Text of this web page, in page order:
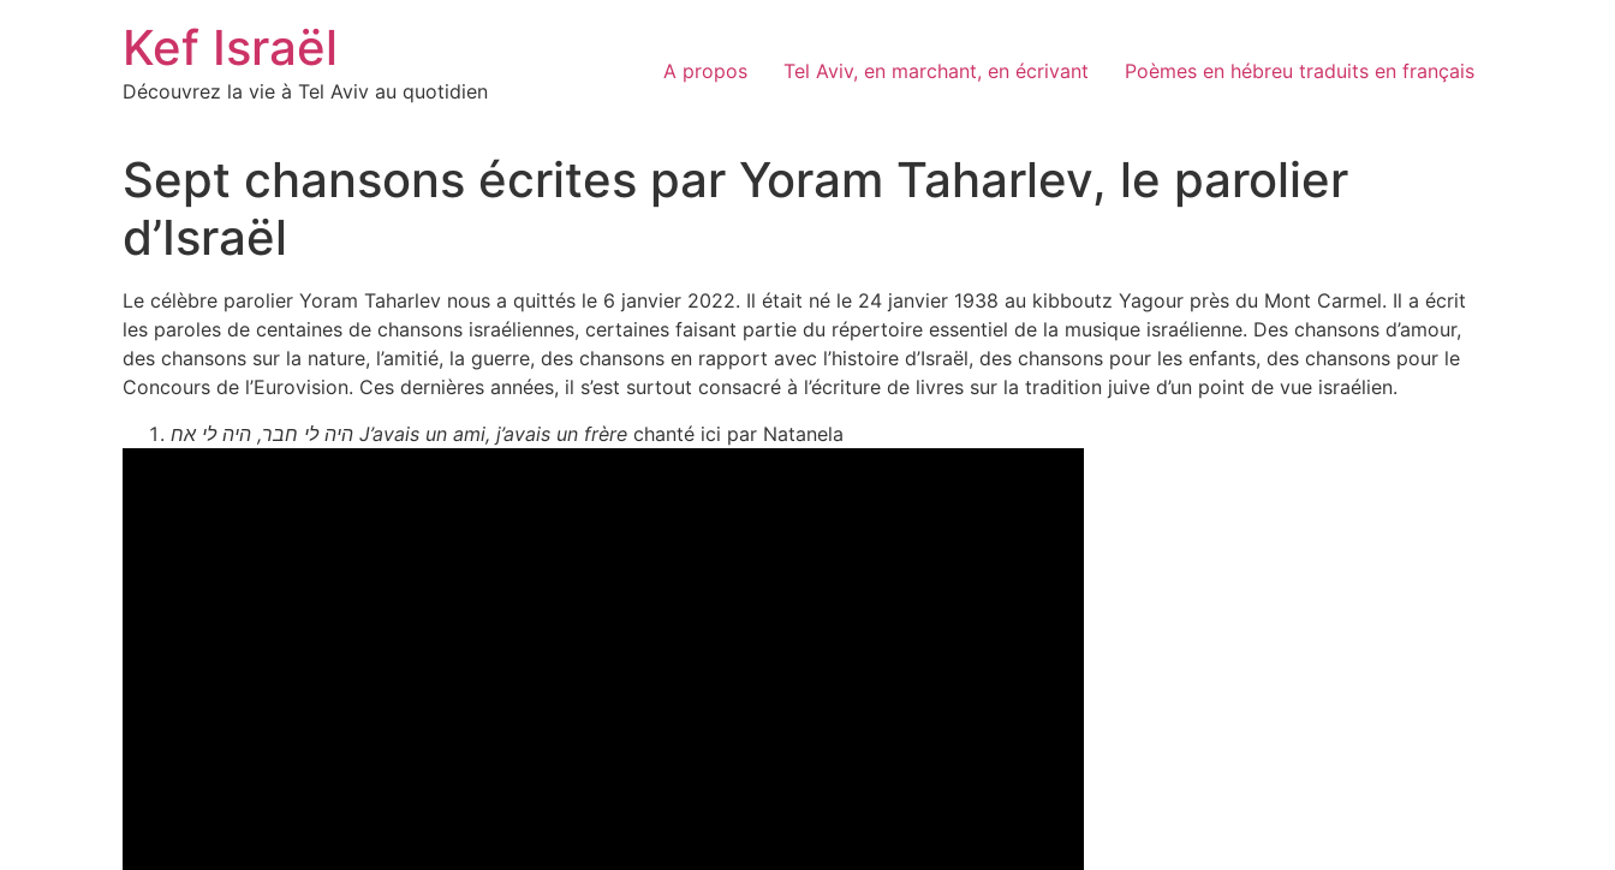
Kef Israël
Découvrez la vie à Tel Aviv au quotidien
A propos Tel Aviv, en marchant, en écrivant Poèmes en hébreu traduits en français
Sept chansons écrites par Yoram Taharlev, le parolier
d’Israël
Le célèbre parolier Yoram Taharlev nous a quittés le 6 janvier 2022. Il était né le 24 janvier 1938 au kibboutz Yagour près du Mont Carmel. Il a écrit
les paroles de centaines de chansons israéliennes, certaines faisant partie du répertoire essentiel de la musique israélienne. Des chansons d’amour,
des chansons sur la nature, l’amitié, la guerre, des chansons en rapport avec l’histoire d’Israël, des chansons pour les enfants, des chansons pour le
Concours de l’Eurovision. Ces dernières années, il s’est surtout consacré à l’écriture de livres sur la tradition juive d’un point de vue israélien.
היה לי חבר, היה לי אח J’avais un ami, j’avais un frère chanté ici par Natanela